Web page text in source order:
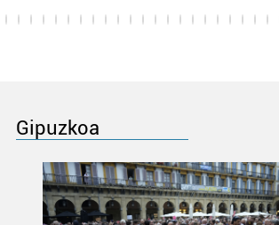
Gipuzkoa